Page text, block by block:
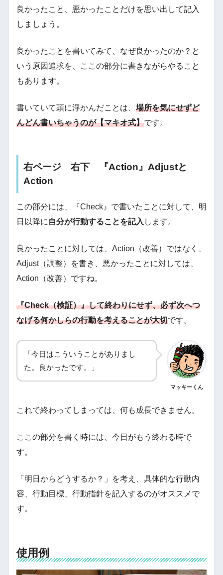
良かったこと、悪かったことだけを思い出して記入
しましょう。
良かったことを書いてみて、なぜ良かったのか？と
いう原因追求を、ここの部分に書きながらやること
もあります。
書いていて頭に浮かんだことは、 場所を気にせずど
んどん書いちゃうのが【マキオ式】です。
右ページ 右下 『Action』Adjustと
Action
この部分には、『Check』で書いたことに対して、明
日以降に 自分が行動することを記入 します。
良かったことに対しては、Action（改善）ではなく、
Adjust（調整）を書き、悪かったことに対しては、
Action（改善）ですね。
『Check（検証）』して終わりにせず、必ず次へつ
なげる何かしらの行動を考えることが大切です。
「今日はこういうことがありまし
た。良かったです。」
マッキーくん
これで終わってしまっては、何も成長できません。
ここの部分を書く時には、今日がもう終わる時で
す。
「明日からどうするか？」を考え、具体的な行動内
容、行動目標、行動指針を記入するのがオススメで
す。
使用例